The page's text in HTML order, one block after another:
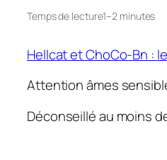
Temps de lecture1–2 minutes
Hellcat et ChoCo-Bn :
Attention âmes
Déconseillé au moins